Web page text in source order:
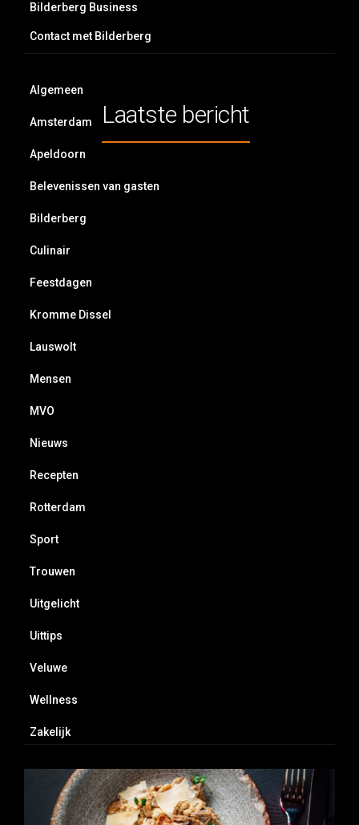
Bilderberg Business
Contact met Bilderberg
Algemeen
Amsterdam
Apeldoorn
Belevenissen van gasten
Bilderberg
Culinair
Feestdagen
Kromme Dissel
Lauswolt
Mensen
MVO
Nieuws
Recepten
Rotterdam
Sport
Trouwen
Uitgelicht
Uittips
Veluwe
Wellness
Zakelijk
Laatste bericht